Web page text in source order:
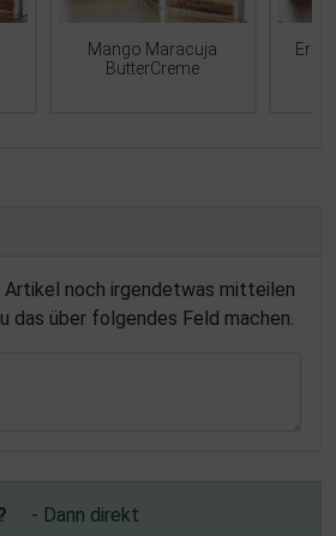
Mango Maracuja
ButterCreme
Artikel noch irgendetwas mitteilen
das über folgendes Feld machen.
- Dann direkt